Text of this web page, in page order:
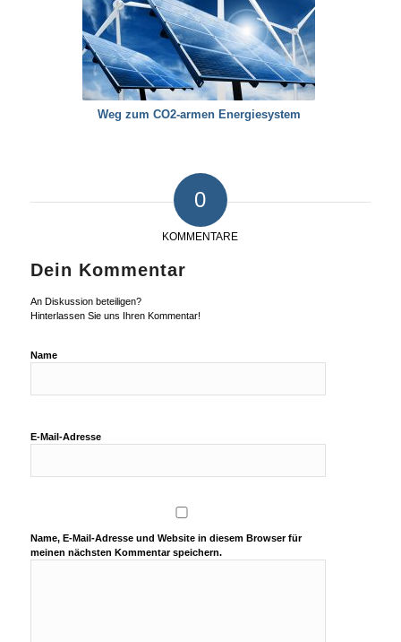
Weg zum CO2-armen Energiesystem
0
KOMMENTARE
Dein Kommentar
An Diskussion beteiligen?
Hinterlassen Sie uns Ihren Kommentar!
Name
E-Mail-Adresse
Name, E-Mail-Adresse und Website in diesem Browser für
meinen nächsten Kommentar speichern.